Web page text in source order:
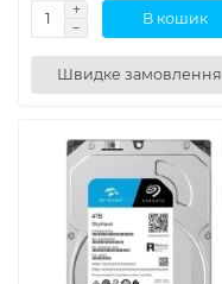
В кошик
Швидке замовлення